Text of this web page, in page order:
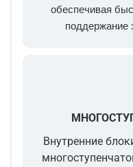
обеспечивая
поддержание
Внутренние